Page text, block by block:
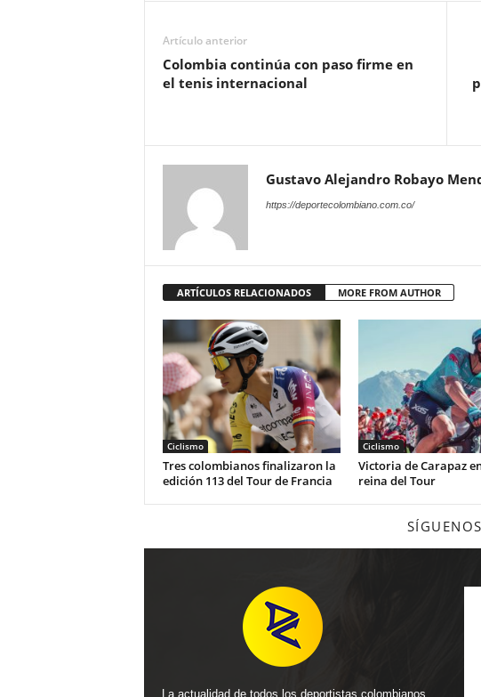
Artículo anterior
Colombia continúa con paso firme en
el tenis internacional
Gustavo Alejandro Robayo
https://deportecolombiano.com.co/
ARTÍCULOS RELACIONADOS MORE FROM AUTHOR
Ciclismo
Tres colombianos finalizaron la
edición 113 del Tour de Francia
Ciclismo
Victoria de Carapaz
reina del Tour
La actualidad de todos los deportistas colombianos